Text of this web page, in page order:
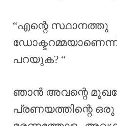
“എന്റെ സ്ഥാനത്തു
പറയുക? “
ഞാൻ അവന്റെ
പ്രണയത്തിന്റെ ഒരു